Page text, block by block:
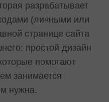
разрабатывает
(личными или
странице сайта
простой дизайн
помогают
занимается
нужна.